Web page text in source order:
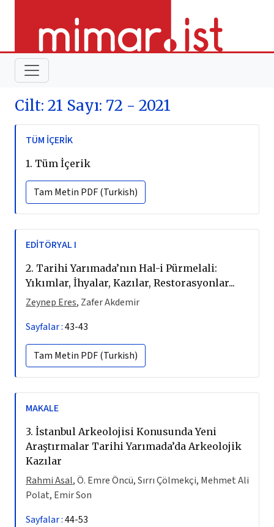
Cilt: 21 Sayı: 72 - 2021
TÜM İÇERIK
1. Tüm İçerik
Tam Metin PDF (Turkish)
EDITÖRYAL I
2. Tarihi Yarımada’nın Hal-i Pürmelali:
Yıkımlar, İhyalar, Kazılar, Restorasyonlar...
Zeynep Eres, Zafer Akdemir
Sayfalar :43-43
Tam Metin PDF (Turkish)
MAKALE
3. İstanbul Arkeolojisi Konusunda Yeni
Araştırmalar Tarihi Yarımada’da Arkeolojik
Kazılar
Rahmi Asal, Ö. Emre Öncü, Sırrı Çölmekçi, Mehmet Ali
Polat, Emir Son
Sayfalar :44-53